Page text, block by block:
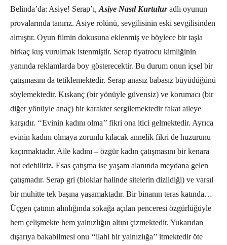
Belinda’da: Asiye! Serap’ı,Asiye Nasıl Kurtuluradlı oyunun
provalarında tanırız. Asiye rolünü, sevgilisinin eski sevgilisinden
almıştır. Oyun filmin dokusuna eklenmiş ve böylece bir taşla
birkaç kuş vurulmak istenmiştir. Serap tiyatrocu kimliğinin
yanında reklamlarda boy gösterecektir. Bu durum onun içsel bir
çatışmasını da tetiklemektedir. Serap anasız babasız büyüdüğünü
söylemektedir. Kıskanç (bir yönüyle güvensiz) ve korumacı (bir
diğer yönüyle anaç) bir karakter sergilemektedir fakat aileye
karşıdır. ‘‘Evinin kadını olma’’ fikri ona itici gelmektedir. Ayrıca
evinin kadını olmaya zorunlu kılacak annelik fikri de huzurunu
kaçırmaktadır. Aile kadını – özgür kadın çatışmasını bir kenara
not edebiliriz. Esas çatışma ise yaşam alanında meydana gelen
çatışmadır. Serap gri (bloklar halinde sitelerin dizildiği) ve varsıl
bir muhitte tek başına yaşamaktadır. Bir binanın teras katında…
Üçgen çatının alınlığında sokağa açılan penceresi özgürlüğüyle
hem çelişmekte hem yalnızlığın altını çizmektedir. Yukarıdan
dışarıya bakabilmesi onu ‘‘ilahi bir yalnızlığa’’ itmektedir öte